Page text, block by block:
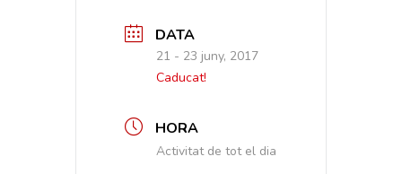
DATA
21 - 23 juny, 2017
Caducat!
HORA
Activitat de tot el dia